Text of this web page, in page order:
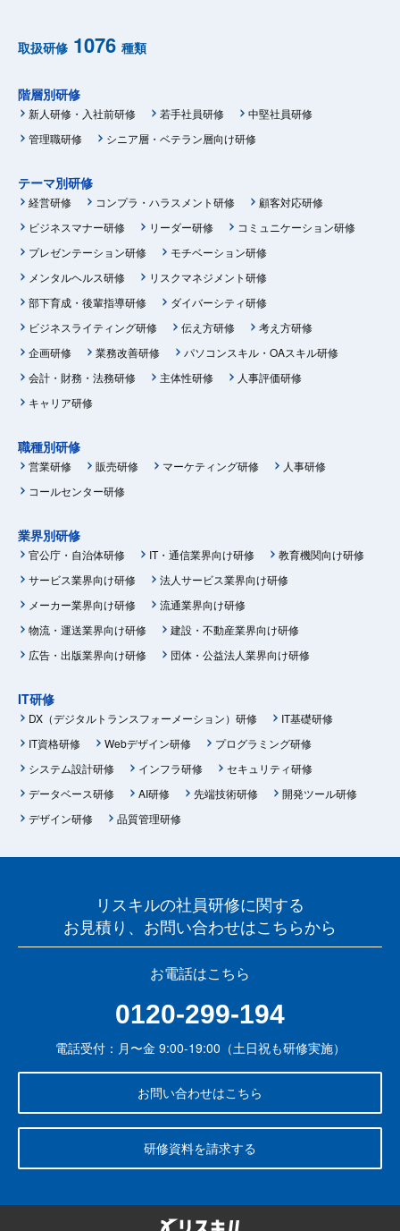
取扱研修 1076 種類
階層別研修
新人研修・入社前研修 若手社員研修
中堅社員研修
管理職研修
シニア層・ベテラン層向け研修
テーマ別研修
経営研修 コンプラ・ハラスメント研修
顧客対応研修
ビジネスマナー研修
リーダー研修
コミュニケーション研修
プレゼンテーション研修
モチベーション研修
メンタルヘルス研修
リスクマネジメント研修
部下育成・後輩指導研修
ダイバーシティ研修
ビジネスライティング研修
伝え方研修
考え方研修
企画研修
業務改善研修
パソコンスキル・OAスキル研修
会計・財務・法務研修
主体性研修
人事評価研修
キャリア研修
職種別研修
営業研修 販売研修 マーケティング研修
人事研修
コールセンター研修
業界別研修
官公庁・自治体研修 IT・通信業界向け研修
教育機関向け研修
サービス業界向け研修
法人サービス業界向け研修
メーカー業界向け研修
流通業界向け研修
物流・運送業界向け研修
建設・不動産業界向け研修
広告・出版業界向け研修
団体・公益法人業界向け研修
IT研修
DX（デジタルトランスフォーメーション）研修
IT基礎研修
IT資格研修
Webデザイン研修
プログラミング研修
システム設計研修
インフラ研修
セキュリティ研修
データベース研修
AI研修 先端技術研修
開発ツール研修
デザイン研修
品質管理研修
リスキルの社員研修に関する
お見積り、お問い合わせはこちらから
お電話はこちら
0120-299-194
電話受付：月〜金 9:00-19:00（土日祝も研修実施）
お問い合わせはこちら
研修資料を請求する